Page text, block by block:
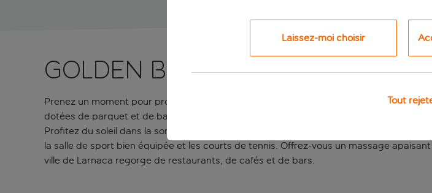
GOLDEN BEACH À VOTRE PORTE
Prenez un moment pour profiter de la plage dans ce fabuleux hôtel situé à quelques
dotées de parquet et de balcons spacieux. Optez pour une mini-suite afin de
Profitez du soleil dans la somptueuse piscine de type lagon. Descendez sur la plage
la salle de sport bien équipée et les courts de tennis. Offrez-vous un massage
ville de Larnaca regorge de restaurants, de cafés et de bars.
Laissez-moi choisir
Tout